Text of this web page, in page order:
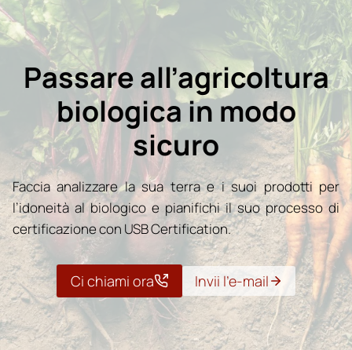
Passare all’agricoltura
biologica in modo
sicuro
Faccia analizzare la sua terra e i suoi prodotti per
l’idoneità al biologico e pianifichi il suo processo di
certificazione con USB Certification.
Ci chiami ora Invii l’e-mail